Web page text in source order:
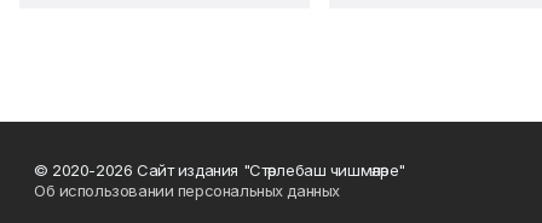
© 2020-2026 Сайт издания "Стәрлебаш чишмәләре"
Об использовании персональных данных